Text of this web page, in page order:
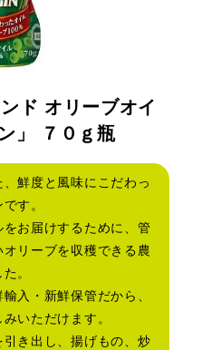
ド オリーブオイ
」 ７０ｇ瓶
鮮度と風味にこだわっ
す。
お届けするために、管
リーブを収穫できる農
。
入・新鮮保管だから、
いただけます。
き出し、揚げもの、炒